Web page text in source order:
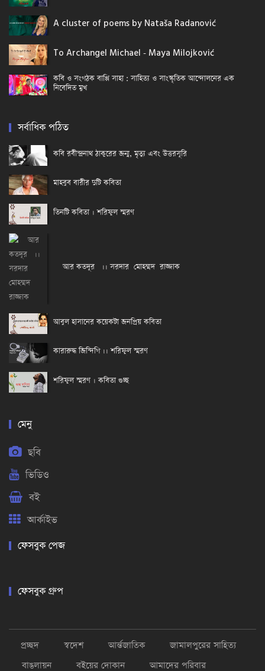
A cluster of poems by Nataša Radanović
To Archangel Michael - Maya Milojković
কবি ও সংগঠক বাপ্পি সাহা : সাহিত্য ও সাংস্কৃতিক আন্দোলনের এক
নিবেদিত মুখ
সর্বাধিক পঠিত
কবি রবীন্দ্রনাথ ঠাকুরের জন্ম, মৃত্যু এবং উত্তরসূরি
মাহবুব বারীর দুটি কবিতা
তিনটি কবিতা । শরিফুল স্মরণ
আর কতদূর ।। সরদার মোহম্মদ রাজ্জাক
আবুল হাসানের কয়েকটা জনপ্রিয় কবিতা
কারারুদ্ধ জিন্দিগি ।। শরিফুল স্মরণ
শরিফুল স্মরণ । কবিতা গুচ্ছ
মেনু
ছবি
ভিডিও
বই
আর্কাইভ
ফেসবুক পেজ
ফেসবুক গ্রুপ
প্রচ্ছদ স্বদেশ আর্ন্তজাতিক
জামালপুরের সাহিত্য
বাঙলায়ন
বইয়ের দোকান আমাদের পরিবার